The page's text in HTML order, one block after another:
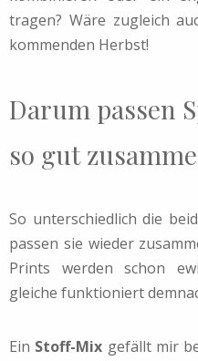
tragen? Wäre zugleich
kommenden Herbst!
Darum passen
so gut
So unterschiedlich die
passen sie wieder
Prints werden schon
gleiche funktioniert
Ein Stoff-Mix gefällt mir